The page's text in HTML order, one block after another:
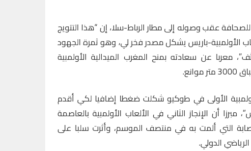
عقب وصوله إلى مطار الرباط-سلا، إن “هذا التتويج
الأولمبية-باريس يشكل مصدر فخر لي، وهو ثمرة الجهود
معربا عن سعادته بمنح المغرب الميدالية الأولمبية
الأولى في طوكيو شكلت ضغطا إضافيا لكي أقدم
أن الإنجاز الثاني في الألعاب الأولمبية بالعاصمة
التي ألمت به في منتصف الموسم، وأثرت سلبا على
الدولي.